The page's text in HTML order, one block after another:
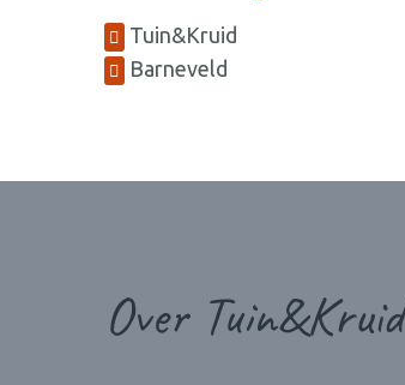
Tuin&Kruid
Barneveld
Over Tuin&Kruid